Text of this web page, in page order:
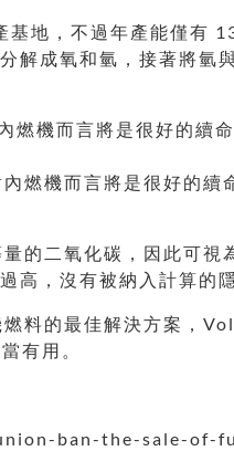
地，不過年產能僅有
解成氧和氫，接著將氫
機而言將是很好的續
的二氧化碳，因此可視
，沒有被納入計算的
料的最佳解決方案，
有用。
ban-the-sale-of-